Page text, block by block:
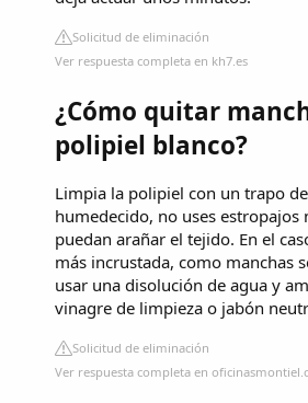
Solicitud de eliminación
Ver respuesta completa en kh7.es
¿Cómo quitar
polipiel blanco?
Limpia la polipiel con un trapo
humedecido, no uses estropajos
puedan arañar el tejido. En el
más incrustada, como manchas
usar una disolución de agua y
vinagre de limpieza o jabón
Solicitud de eliminación
Ver respuesta completa en